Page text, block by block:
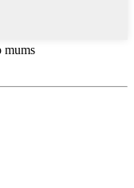
mums